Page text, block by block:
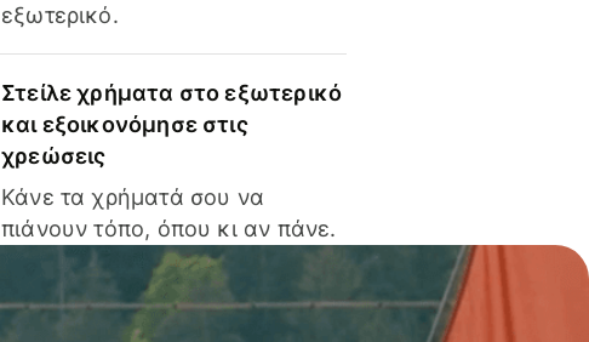
εξωτερικό.
Στείλε χρήματα στο εξωτερικό
και εξοικονόμησε στις
χρεώσεις
Κάνε τα χρήματά σου να
πιάνουν τόπο, όπου κι αν πάνε.